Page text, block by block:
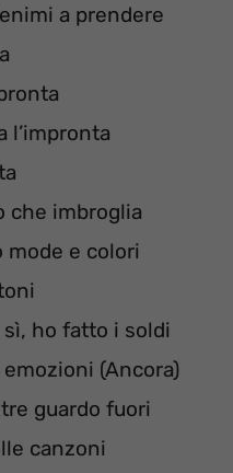
a prendere
l’impronta
che imbroglia
mode e colori
ho fatto i soldi
(Ancora)
guardo fuori
canzoni